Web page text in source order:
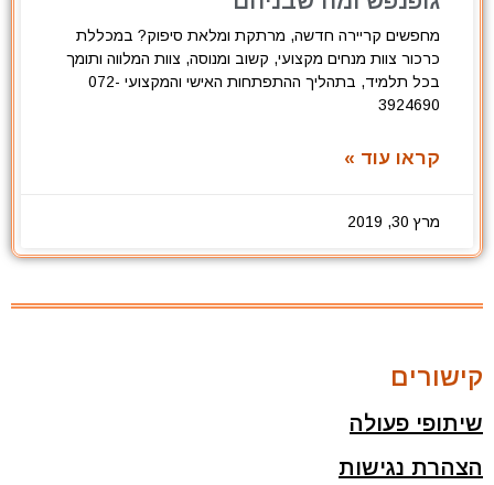
מחפשים קריירה חדשה, מרתקת ומלאת סיפוק? במכללת
כרכור צוות מנחים מקצועי, קשוב ומנוסה, צוות המלווה ותומך
בכל תלמיד, בתהליך ההתפתחות האישי והמקצועי 072-
3924690
קראו עוד »
מרץ 30, 2019
קישורים
שיתופי פעולה
הצהרת נגישות